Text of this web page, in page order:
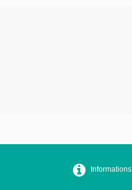
Informations